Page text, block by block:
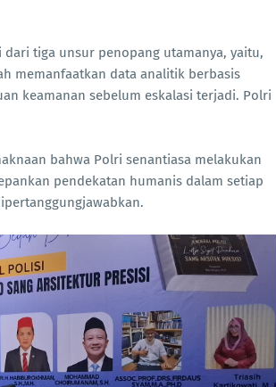
tiga unsur penopang utamanya, yaitu,
memanfaatkan data analitik berbasis
keamanan sebelum eskalasi terjadi. Polri
bahwa Polri senantiasa melakukan
pendekatan humanis dalam setiap